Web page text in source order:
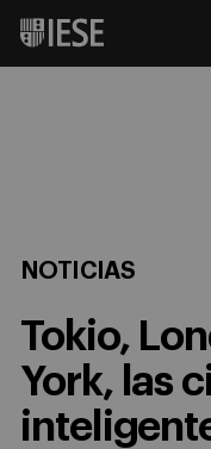
NOTICIAS
Tokio,
York, las